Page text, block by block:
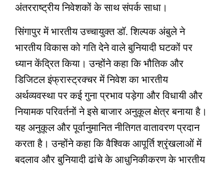
अंतरराष्ट्रीय निवेशकों के साथ संपर्क साधा।
सिंगापुर में भारतीय उच्चायुक्त डॉ. शिल्पक अंबुले ने
भारतीय विकास को गति देने वाले बुनियादी घटकों पर
ध्यान केंद्रित किया। उन्होंने कहा कि भौतिक और
डिजिटल इंफ्रास्ट्रक्चर में निवेश का भारतीय
अर्थव्यवस्था पर कई गुना प्रभाव पड़ेगा और विधायी और
नियामक परिवर्तनों ने इसे बाजार अनुकूल क्षेत्र बनाया है।
यह अनुकूल और पूर्वानुमानित नीतिगत वातावरण प्रदान
करता है। उन्होंने कहा कि वैश्विक आपूर्ति श्रृंखलाओं में
बदलाव और बुनियादी ढांचे के आधुनिकीकरण के भारतीय